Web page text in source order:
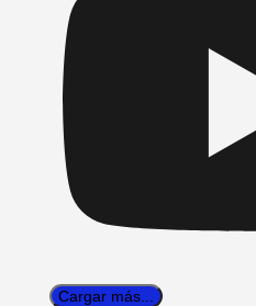
Cargar más...